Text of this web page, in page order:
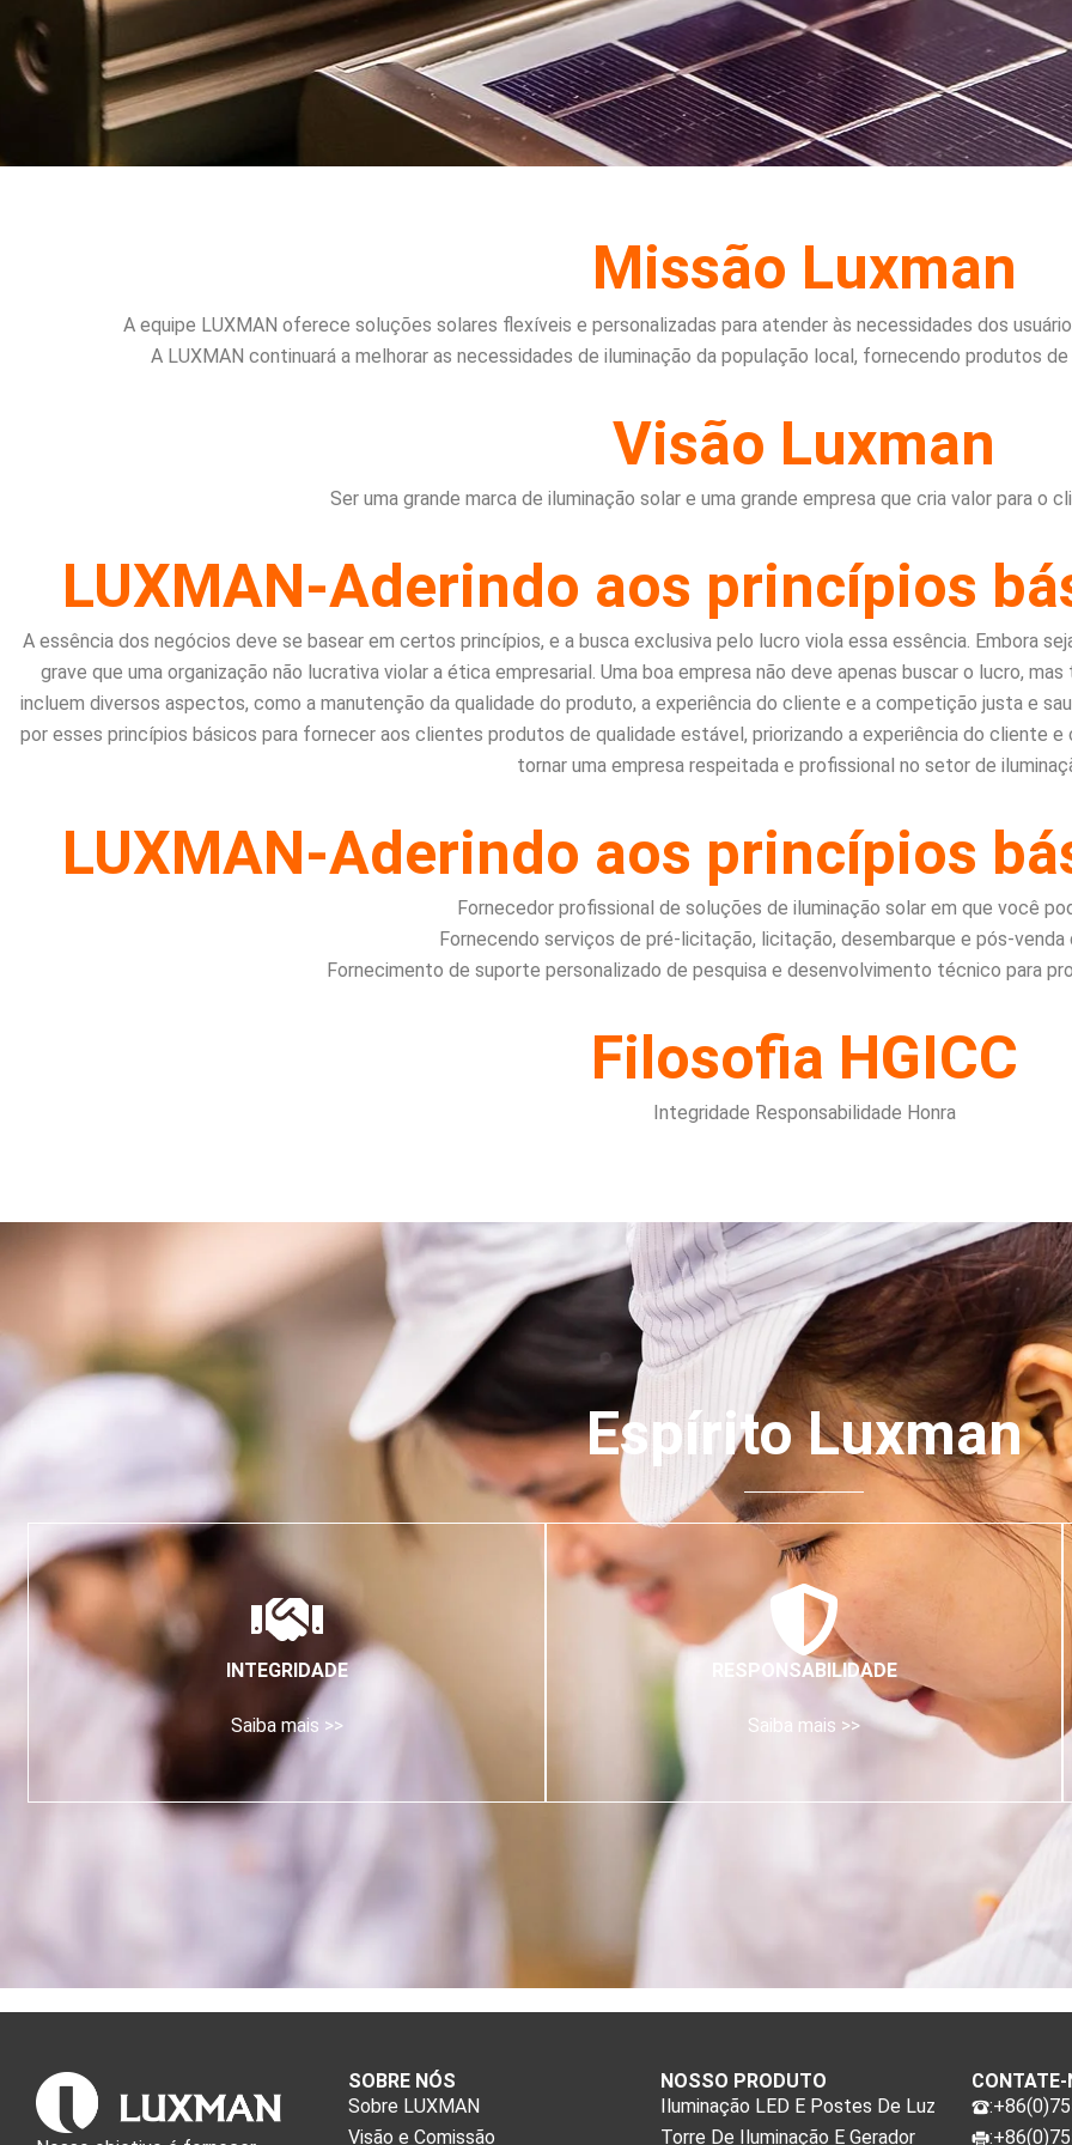
Missão Luxman
A equipe LUXMAN oferece soluções solares flexíveis e personalizadas para atender às necessidades dos
A LUXMAN continuará a melhorar as necessidades de iluminação da população local, fornecendo produtos
Visão Luxman
Ser uma grande marca de iluminação solar e uma grande empresa que cria valor para o
LUXMAN-Aderindo aos princípios
A essência dos negócios deve se basear em certos princípios, e a busca exclusiva pelo lucro viola essa essência. Embora
grave que uma organização não lucrativa violar a ética empresarial. Uma boa empresa não deve apenas buscar o lucro,
incluem diversos aspectos, como a manutenção da qualidade do produto, a experiência do cliente e a competição justa e
por esses princípios básicos para fornecer aos clientes produtos de qualidade estável, priorizando a experiência do cliente
tornar uma empresa respeitada e profissional no setor de
LUXMAN-Aderindo aos princípios
Fornecedor profissional de soluções de iluminação solar em que você
Fornecendo serviços de pré-licitação, licitação, desembarque e pós-venda
Fornecimento de suporte personalizado de pesquisa e desenvolvimento técnico para
Filosofia HGICC
Integridade Responsabilidade Honra
Espírito Luxman
INTEGRIDADE
Saiba mais >>
RESPONSABILIDADE
Saiba mais >>
SOBRE NÓS
Sobre LUXMAN
Visão e Comissão
NOSSO PRODUTO
Iluminação LED E Postes De Luz
Torre De Iluminação E Gerador
CONTATE-